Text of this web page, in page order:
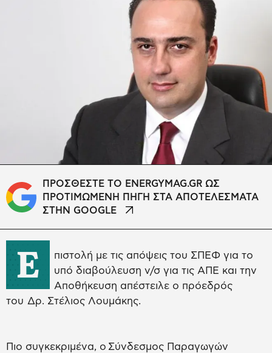
ΠΡΟΣΘΕΣΤΕ ΤΟ ENERGYMAG.GR ΩΣ
ΠΡΟΤΙΜΩΜΕΝΗ ΠΗΓΗ ΣΤΑ ΑΠΟΤΕΛΕΣΜΑΤΑ
ΣΤΗΝ GOOGLE
Ε
πιστολή με τις απόψεις του ΣΠΕΦ για το
υπό διαβούλευση ν/σ για τις ΑΠΕ και την
Αποθήκευση απέστειλε ο πρόεδρός
του Δρ. Στέλιος Λουμάκης.
Πιο συγκεκριμένα, ο Σύνδεσμος Παραγωγών